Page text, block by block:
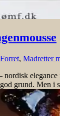
Forret, Madretter
nordisk
grund. Men i